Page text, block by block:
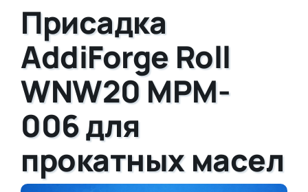
Присадка
AddiForge Roll
WNW20 MPM-
006 для
прокатных масел